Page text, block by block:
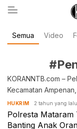
koranntb.com
Semua Video
KORANNTB.com –
Kecamatan
HUKRIM 2 tahun yang lalu
Polresta Mataram
Banting Anak